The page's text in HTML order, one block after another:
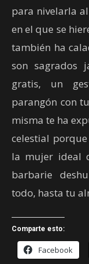
para nivelarla
en el que se
también ha
son sagrados
gratis, un
parangón con
misma te ha
celestial
la mujer ideal
barbarie
todo, hasta tu
Comparte esto:
Facebook